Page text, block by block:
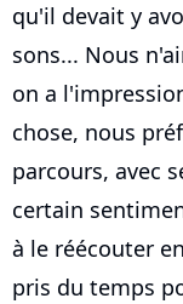
qu'il devait y
sons... Nous
on a
chose, nous
parcours, avec
certain
à le réécouter
pris du temps